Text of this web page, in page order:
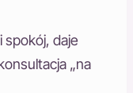
spokój, daje
„na